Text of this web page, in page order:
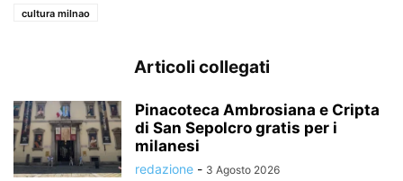
cultura milnao
Articoli collegati
Pinacoteca Ambrosiana e Cripta
di San Sepolcro gratis per i
milanesi
redazione - 3 Agosto 2026